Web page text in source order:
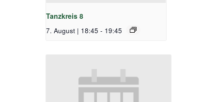
Tanzkreis 8
7. August | 18:45 - 19:45